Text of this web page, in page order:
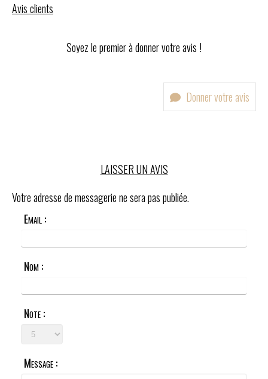
Avis clients
Soyez le premier à donner votre avis !
Donner votre avis
LAISSER UN AVIS
Votre adresse de messagerie ne sera pas publiée.
Email :
Nom :
Note :
Message :